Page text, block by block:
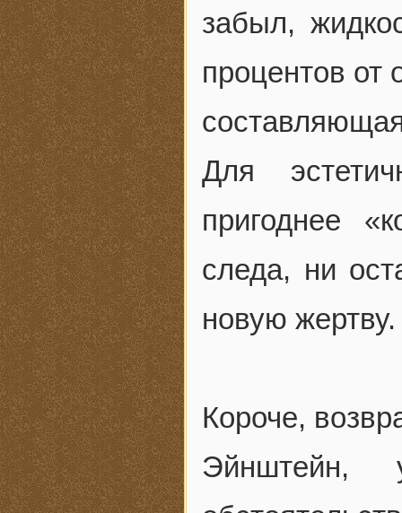
забыл,
процентов от
Для
пригоднее
следа, ни
новую жертву.
Короче,
Эйнштейн,